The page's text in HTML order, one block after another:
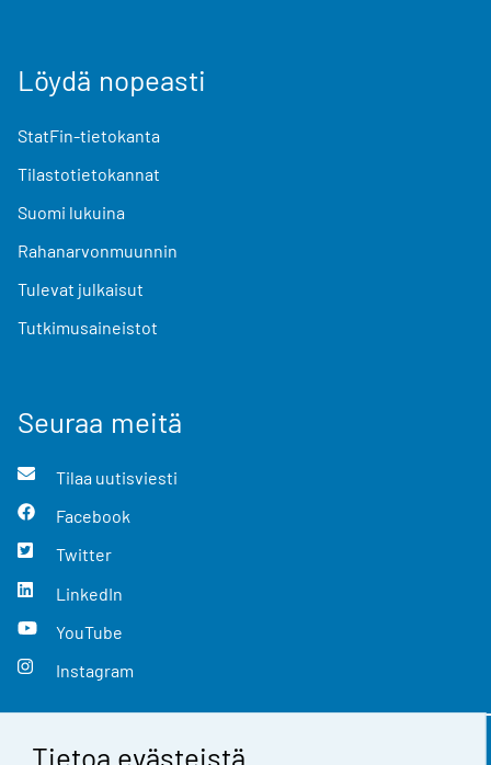
Tietoa evästeistä
Löydä nopeasti
StatFin-tietokanta
Tilastotietokannat
Suomi lukuina
Rahanarvonmuunnin
Tulevat julkaisut
Tutkimusaineistot
Seuraa meitä
Tilaa uutisviesti
Facebook
Twitter
LinkedIn
YouTube
Instagram